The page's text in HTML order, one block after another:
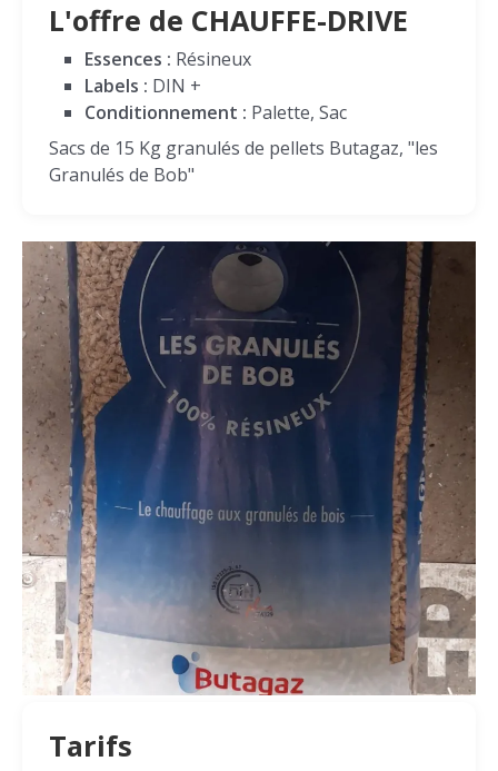
L'offre de CHAUFFE-DRIVE
Essences : Résineux
Labels : DIN +
Conditionnement : Palette, Sac
Sacs de 15 Kg granulés de pellets Butagaz, "les
Granulés de Bob"
Tarifs